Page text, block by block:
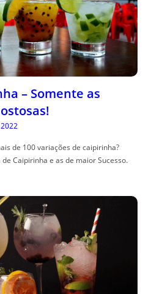
– Somente as
de 100 variações de caipirinha?
Caipirinha e as de maior Sucesso.